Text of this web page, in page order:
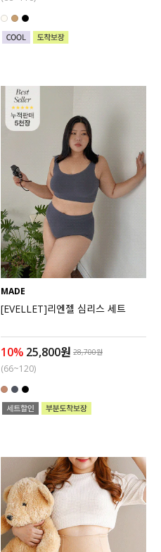
MADE
[EVELLET]리엔젤 심리스 세트
10% 25,800원 28,700원
(66~120)